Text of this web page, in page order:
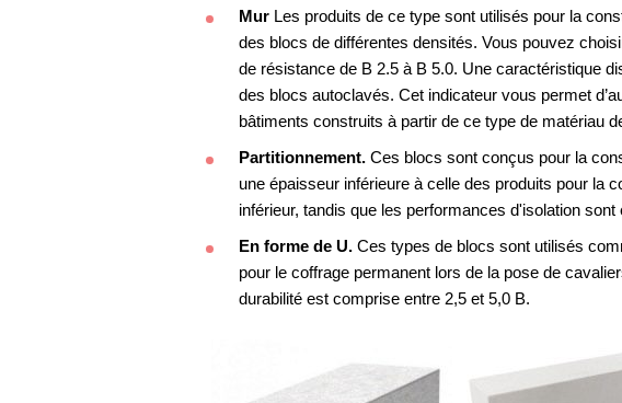
Mur Les produits de ce type sont utilisés pour la
des blocs de différentes densités. Vous pouvez
de résistance de B 2.5 à B 5.0. Une caractéristique
des blocs autoclavés. Cet indicateur vous permet
bâtiments construits à partir de ce type de matériau
Partitionnement. Ces blocs sont conçus pour la
une épaisseur inférieure à celle des produits pour la
inférieur, tandis que les performances d'isolation
En forme de U. Ces types de blocs sont utilisés
pour le coffrage permanent lors de la pose de
durabilité est comprise entre 2,5 et 5,0 B.